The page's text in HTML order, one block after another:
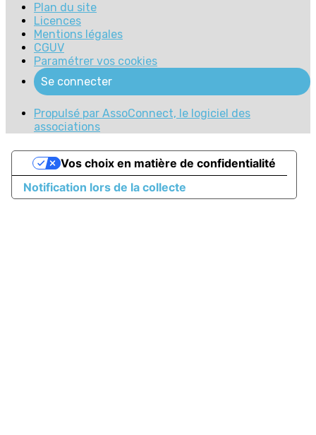
Plan du site
Licences
Mentions légales
CGUV
Paramétrer vos cookies
Se connecter
Propulsé par AssoConnect, le logiciel des
associations
Notification lors de la collecte
Vos choix en matière de confidentialité